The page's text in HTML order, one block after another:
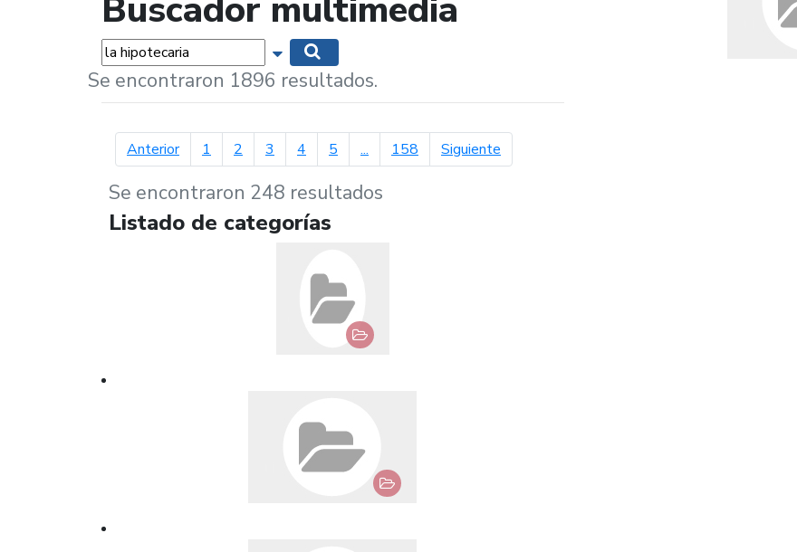
Buscador multimedia
Palabras... Mostrar opciones de búsqueda
Se encontraron 1896 resultados.
Anteriorpágina anterior
1 2 3 4 5 ... 158 Siguientepágina siguiente
Se encontraron 248 resultados
Listado de categorías